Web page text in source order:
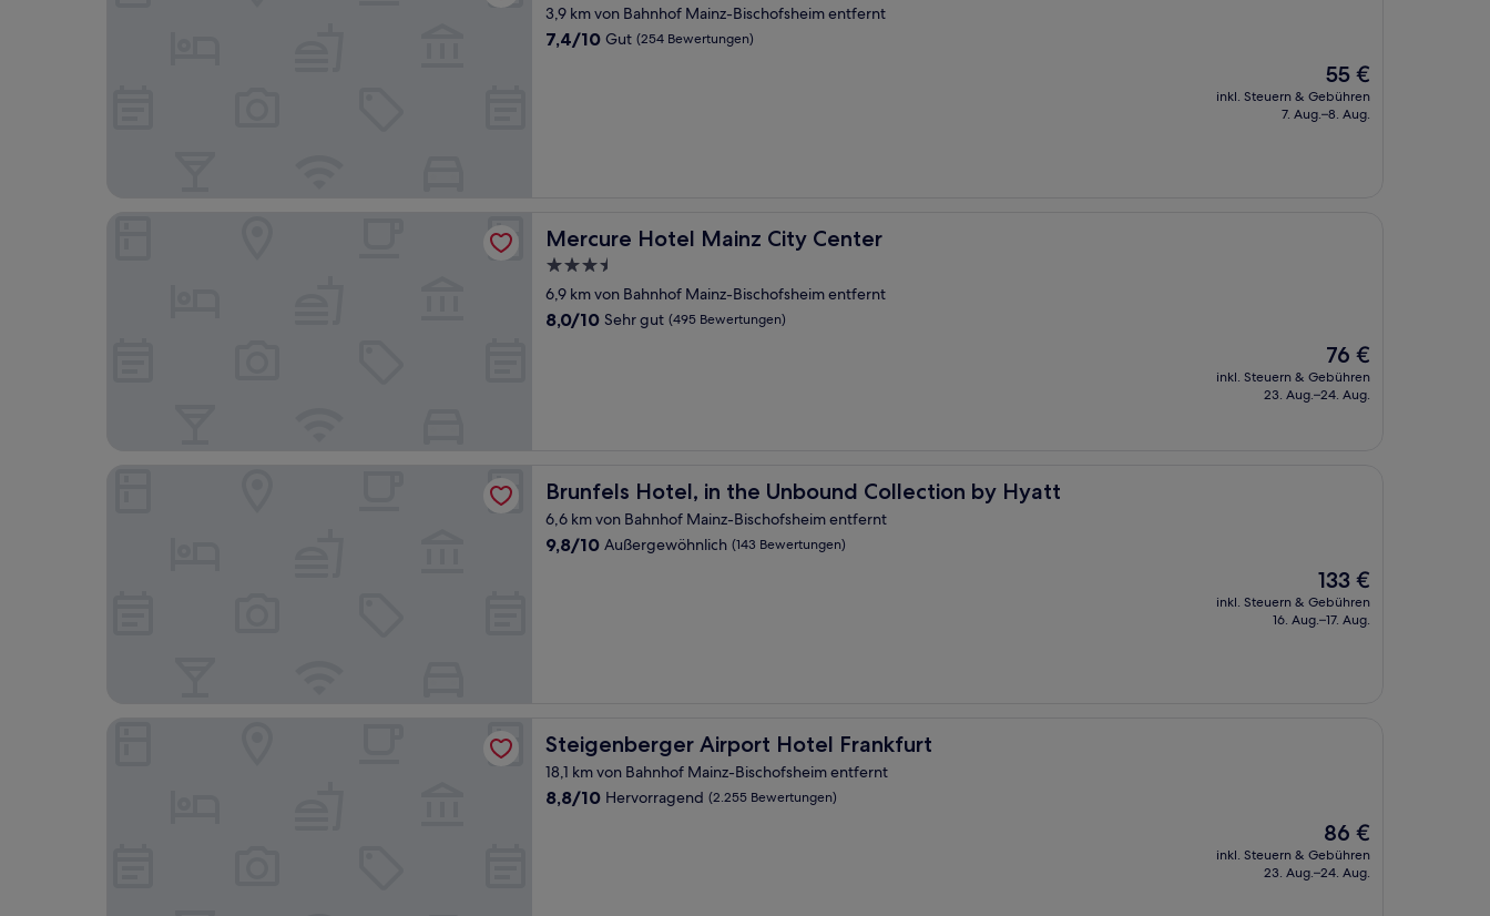
3,9 km von Bahnhof Mainz-Bischofsheim entfernt
7.4
7,4/10 Gut (254 Bewertungen)
Der
Preis
beträgt
55 €
inkl. Steuern & Gebühren
7. Aug.–8. Aug.
Mercure Hotel Mainz City Center
Mercure Hotel Mainz City Center
3.5-
Sterne-
Unterkunft
6,9 km von Bahnhof Mainz-Bischofsheim entfernt
8.0
8,0/10 Sehr gut (495 Bewertungen)
Der
Preis
beträgt
76 €
inkl. Steuern & Gebühren
23. Aug.–24. Aug.
Brunfels Hotel, in the Unbound Collection by Hyatt
Brunfels Hotel, in the Unbound Collection by Hyatt
6,6 km von Bahnhof Mainz-Bischofsheim entfernt
9.8
9,8/10 Außergewöhnlich (143 Bewertungen)
Der
Preis
beträgt
133 €
inkl. Steuern & Gebühren
16. Aug.–17. Aug.
Brunfels Hotel, in the Unbound Collection by Hyatt
Steigenberger Airport Hotel Frankfurt
Steigenberger Airport Hotel Frankfurt
18,1 km von Bahnhof Mainz-Bischofsheim entfernt
8.8
8,8/10 Hervorragend (2.255 Bewertungen)
Der
Preis
beträgt
86 €
inkl. Steuern & Gebühren
23. Aug.–24. Aug.